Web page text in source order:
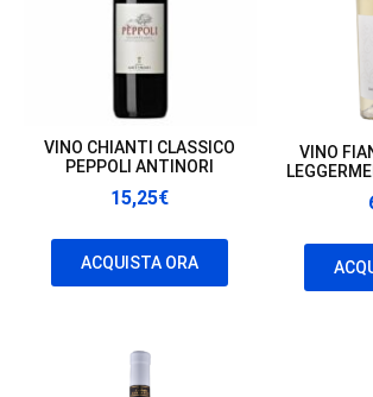
VINO CHIANTI CLASSICO
PEPPOLI ANTINORI
15,25€
ACQUISTA ORA
VINO